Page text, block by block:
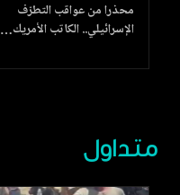
محذرا من عواقب التطرّف
الإسرائيلي.. الكاتب الأمريك…
متداول